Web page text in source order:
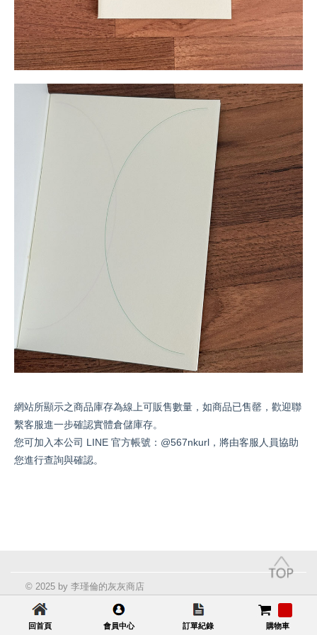
網站所顯示之商品庫存為線上可販售數量，如商品已售罄，歡迎聯
繫客服進一步確認實體倉儲庫存。
您可加入本公司 LINE 官方帳號：@567nkurl，將由客服人員協助
您進行查詢與確認。
回首頁 會員中心 訂單紀錄 購物車
© 2025 by 李瑾倫的灰灰商店